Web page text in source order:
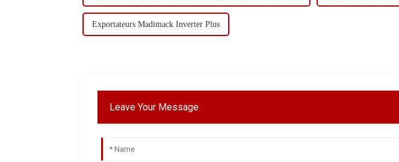
Exportateurs Madimack Inverter Plus
Leave Your Message